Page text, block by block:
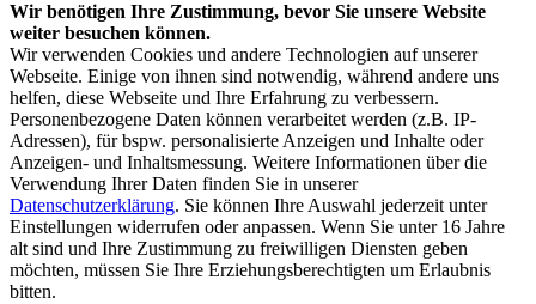
Wir benötigen Ihre Zustimmung, bevor Sie unsere Website
weiter besuchen können.
Wir verwenden Cookies und andere Technologien auf unserer
Webseite. Einige von ihnen sind notwendig, während andere uns
helfen, diese Webseite und Ihre Erfahrung zu verbessern.
Personenbezogene Daten können verarbeitet werden (z.B. IP-
Adressen), für bspw. personalisierte Anzeigen und Inhalte oder
Anzeigen- und Inhaltsmessung. Weitere Informationen über die
Verwendung Ihrer Daten finden Sie in unserer
Datenschutzerklärung. Sie können Ihre Auswahl jederzeit unter
Einstellungen widerrufen oder anpassen. Wenn Sie unter 16 Jahre
alt sind und Ihre Zustimmung zu freiwilligen Diensten geben
möchten, müssen Sie Ihre Erziehungsberechtigten um Erlaubnis
bitten.